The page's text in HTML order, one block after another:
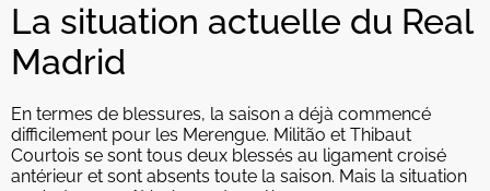
La situation actuelle du Real
Madrid
En termes de blessures, la saison a déjà commencé
difficilement pour les Merengue. Militão et Thibaut
Courtois se sont tous deux blessés au ligament croisé
antérieur et sont absents toute la saison. Mais la situation